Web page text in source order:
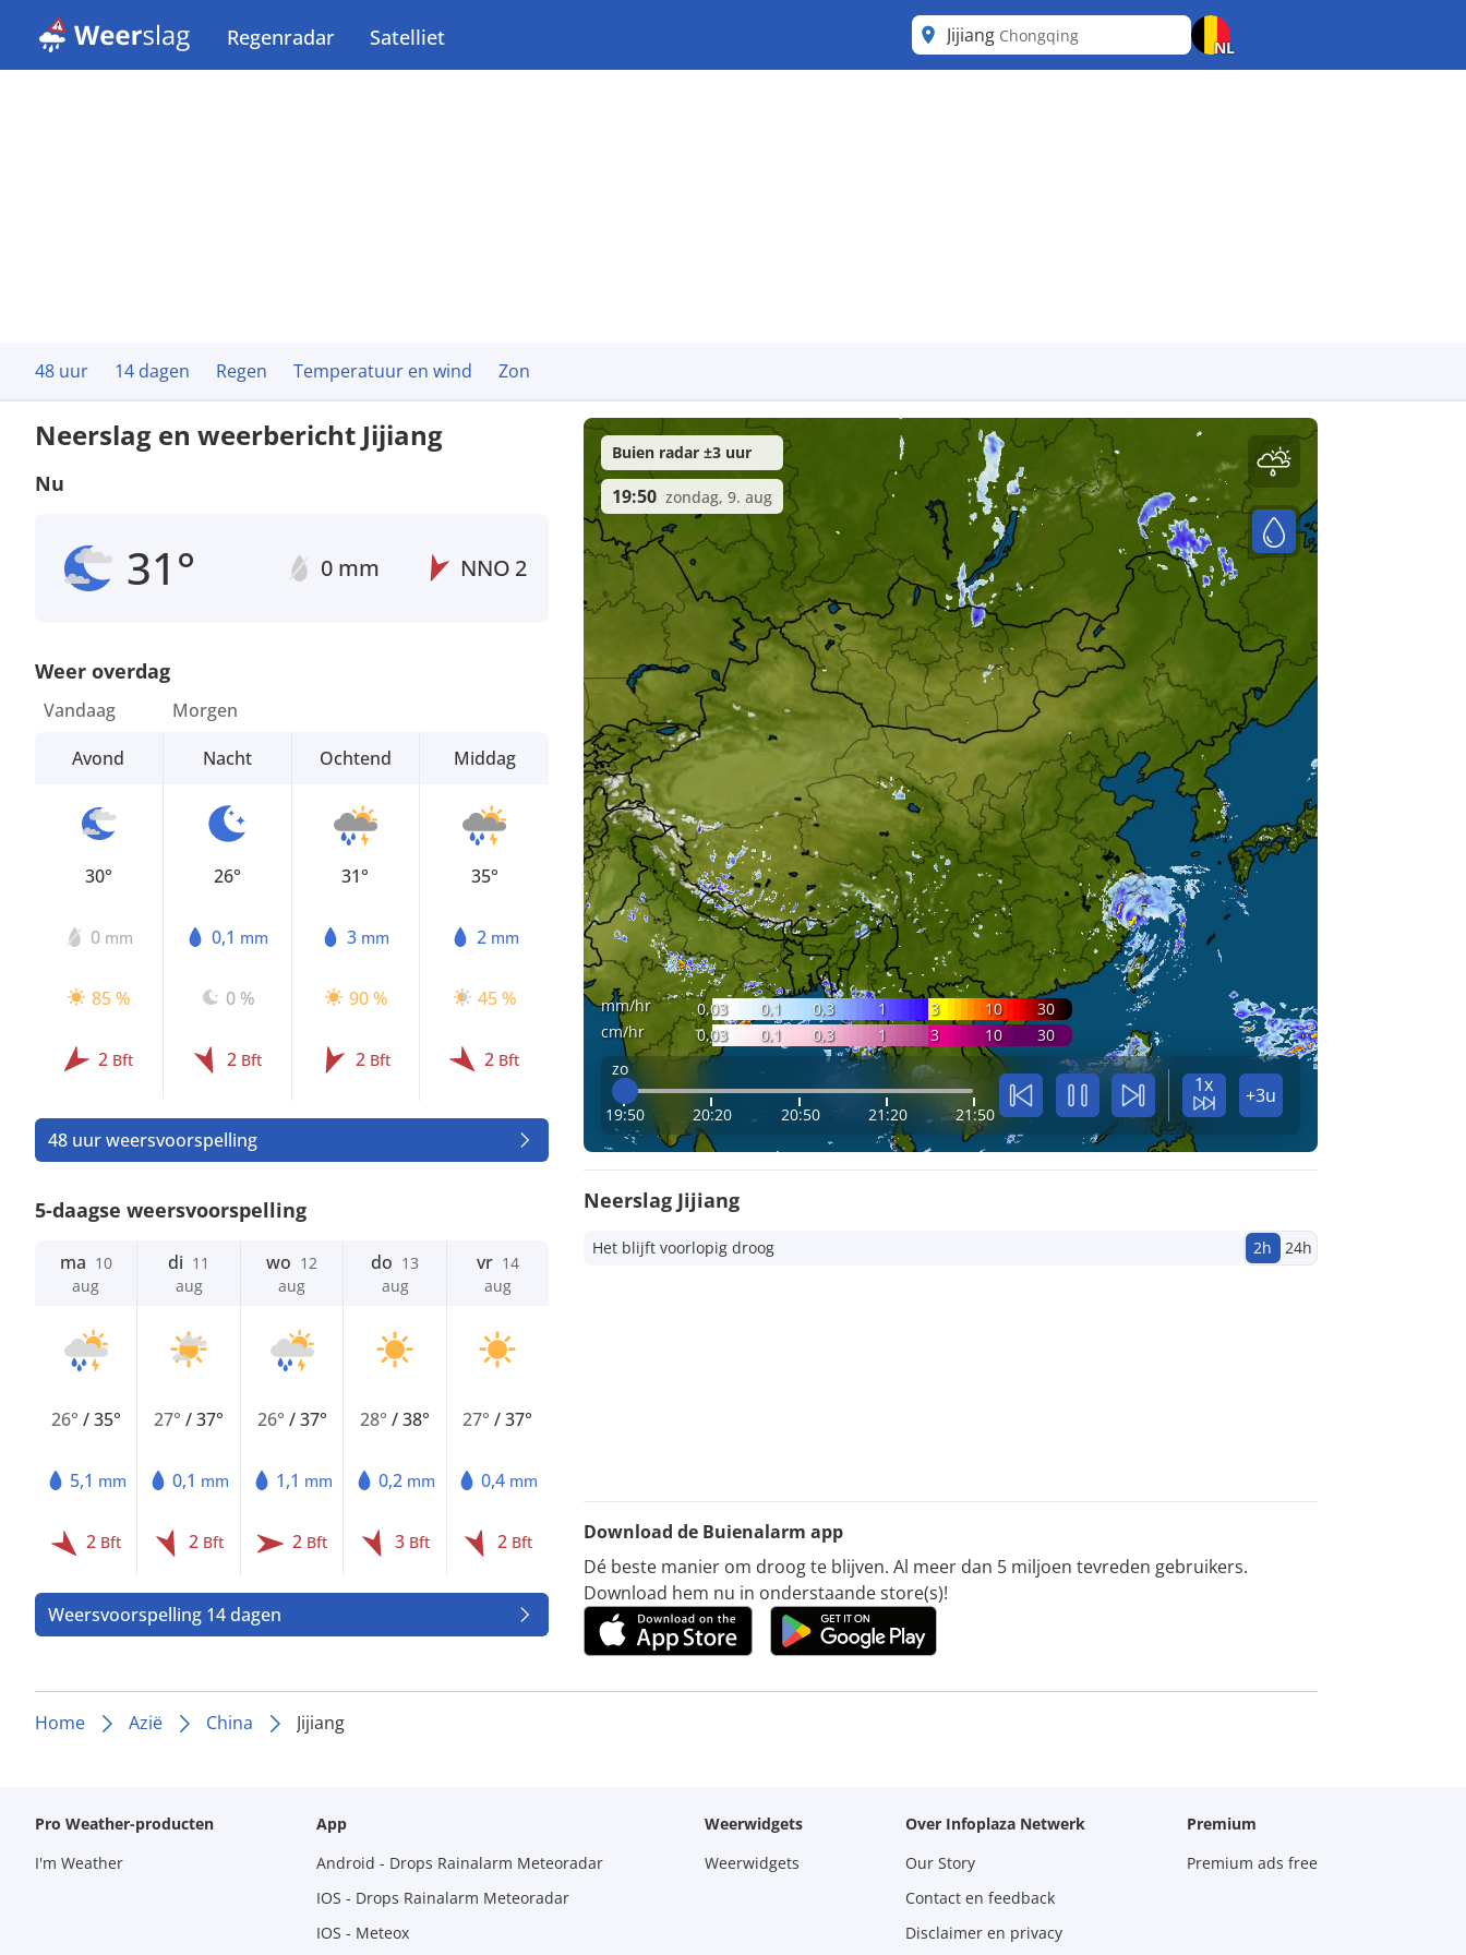
Regenradar Satelliet Jijiang Chongqing
NL
48 uur 14 dagen Regen Temperatuur en wind Zon
Neerslag en weerbericht Jijiang
Nu
31° 0 mm NNO 2
Weer overdag
Vandaag
Avond
30°
0 mm
85 %
2 Bft
Morgen
Nacht
26°
0,1 mm
0 %
2 Bft
Ochtend
31°
3 mm
90 %
2 Bft
Middag
35°
2 mm
45 %
2 Bft
48 uur weersvoorspelling
5-daagse weersvoorspelling
ma 10
aug
26° /35°
5,1 mm
2 Bft
di 11
aug
27°/37°
0,1 mm
2 Bft
wo 12
aug
26° /37°
1,1 mm
2 Bft
do 13
aug
28°/38°
0,2 mm
3 Bft
vr 14
aug
27°/37°
0,4 mm
2 Bft
Weersvoorspelling 14 dagen
mm/hr 0,03 0,1 0,3 1 3 10
30
cm/hr
0,03 0,1 0,3 1 3 10
30
zo
19:50 20:20 20:50 21:20 21:50
1x +3u
Buien radar ±3 uur
19:50 zondag, 9. aug
Neerslag Jijiang
Het blijft voorlopig droog 2h 24h
Download de Buienalarm app
Dé beste manier om droog te blijven. Al meer dan 5 miljoen tevreden gebruikers.
Download hem nu in onderstaande store(s)!
Home Azië China Jijiang
Pro Weather-producten
I'm Weather
App
Android - Drops Rainalarm Meteoradar
IOS - Drops Rainalarm Meteoradar
IOS - Meteox
Weerwidgets
Weerwidgets
Over Infoplaza Netwerk
Our Story
Contact en feedback
Disclaimer en privacy
Premium
Premium ads free